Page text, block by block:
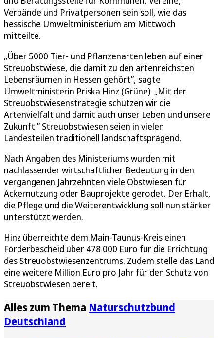
Verbände und Privatpersonen sein soll, wie das
hessische Umweltministerium am Mittwoch
mitteilte.
„Über 5000 Tier- und Pflanzenarten leben auf einer
Streuobstwiese, die damit zu den artenreichsten
Lebensräumen in Hessen gehört”, sagte
Umweltministerin Priska Hinz (Grüne). „Mit der
Streuobstwiesenstrategie schützen wir die
Artenvielfalt und damit auch unser Leben und unsere
Zukunft.” Streuobstwiesen seien in vielen
Landesteilen traditionell landschaftsprägend.
Nach Angaben des Ministeriums wurden mit
nachlassender wirtschaftlicher Bedeutung in den
vergangenen Jahrzehnten viele Obstwiesen für
Ackernutzung oder Bauprojekte gerodet. Der Erhalt,
die Pflege und die Weiterentwicklung soll nun stärker
unterstützt werden.
Hinz überreichte dem Main-Taunus-Kreis einen
Förderbescheid über 478 000 Euro für die Errichtung
des Streuobstwiesenzentrums. Zudem stelle das Land
eine weitere Million Euro pro Jahr für den Schutz von
Streuobstwiesen bereit.
Alles zum Thema Naturschutzbund
Deutschland